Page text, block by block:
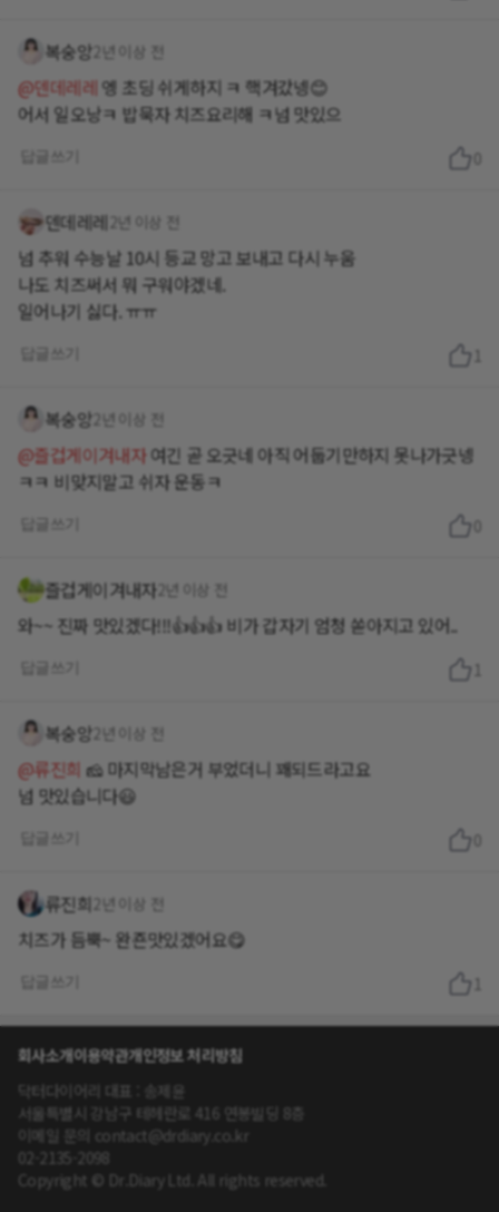
복숭앙2년 이상 전
@덴데레레 엥 초딩 쉬게하지 ㅋ 핵겨갔넹😊
덴데레레2년 이상 전
넘 추워 수능날 10시 등교 망고 보내고 다시 누움
나도 치즈써서 뭐 구워야겠네.
일어나기 싫다. ㅠㅠ
1
복숭앙2년 이상 전
@즐겁게이겨내자 여긴 곧 오긋네 아직 어둡기만하지 못나가긋넹
ㅋㅋ 비맞지말고 쉬자 운동ㅋ
즐겁게이겨내자2년 이상 전
와~~ 진짜 맛있겠다!!!👍👍👍 비가 갑자기 엄청 쏟아지고 있어..
1
복숭앙2년 이상 전
@류진희 🧀 마지막남은거 부었더니 꽤되드라고요
넘 맛있습니다😃
류진희2년 이상 전
치즈가 듬뿍~ 완죤맛있겠어요😋
1
회사소개이용약관개인정보 처리방침
닥터다이어리 대표 : 송제윤
서울특별시 강남구 테헤란로 416 연봉빌딩 8층
이메일 문의 contact@drdiary.co.kr
02-2135-2098
Copyright © Dr.Diary Ltd. All rights reserved.